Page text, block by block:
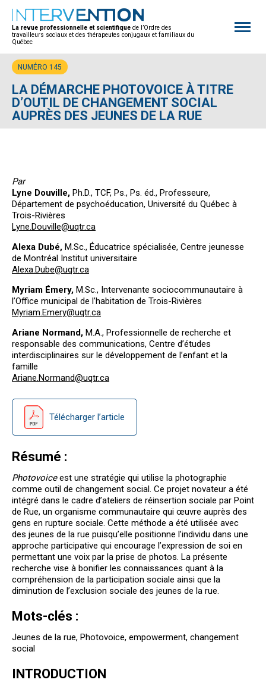
La revue professionnelle et scientifique de l’Ordre des
travailleurs sociaux et des thérapeutes conjugaux et familiaux du
Québec
site
NUMÉRO 145
LA DÉMARCHE PHOTOVOICE À TITRE
D’OUTIL DE CHANGEMENT SOCIAL
AUPRÈS DES JEUNES DE LA RUE
Par
Lyne Douville, Ph.D., TCF, Ps., Ps. éd., Professeure,
Département de psychoéducation, Université du Québec à
Trois-Rivières
Lyne.Douville@uqtr.ca
Alexa Dubé, M.Sc., Éducatrice spécialisée, Centre jeunesse
de Montréal Institut universitaire
Alexa.Dube@uqtr.ca
Myriam Émery, M.Sc., Intervenante sociocommunautaire à
l’Office municipal de l’habitation de Trois-Rivières
Myriam.Emery@uqtr.ca
Ariane Normand, M.A., Professionnelle de recherche et
responsable des communications, Centre d’études
interdisciplinaires sur le développement de l’enfant et la
famille
Ariane.Normand@uqtr.ca
Télécharger l’article
Résumé :
Photovoiceest une stratégie qui utilise la photographie
comme outil de changement social. Ce projet novateur a été
intégré dans le cadre d’ateliers de réinsertion sociale par Point
de Rue, un organisme communautaire qui œuvre auprès des
gens en rupture sociale. Cette méthode a été utilisée avec
des jeunes de la rue puisqu’elle positionne l’individu dans une
approche participative qui encourage l’expression de soi en
permettant une voix par la prise de photos. La présente
recherche vise à bonifier les connaissances quant à la
compréhension de la participation sociale ainsi que la
diminution de l’exclusion sociale des jeunes de la rue.
Mots-clés :
Jeunes de la rue, Photovoice, empowerment, changement
social
INTRODUCTION